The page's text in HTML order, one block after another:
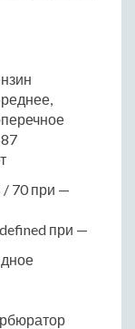
/ 70 при —
при —